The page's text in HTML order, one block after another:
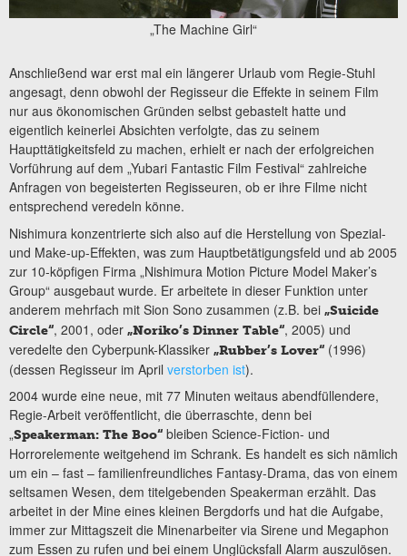
„The Machine Girl“
Anschließend war erst mal ein längerer Urlaub vom Regie-Stuhl
angesagt, denn obwohl der Regisseur die Effekte in seinem Film
nur aus ökonomischen Gründen selbst gebastelt hatte und
eigentlich keinerlei Absichten verfolgte, das zu seinem
Haupttätigkeitsfeld zu machen, erhielt er nach der erfolgreichen
Vorführung auf dem „Yubari Fantastic Film Festival“ zahlreiche
Anfragen von begeisterten Regisseuren, ob er ihre Filme nicht
entsprechend veredeln könne.
Nishimura konzentrierte sich also auf die Herstellung von Spezial-
und Make-up-Effekten, was zum Hauptbetätigungsfeld und ab 2005
zur 10-köpfigen Firma „Nishimura Motion Picture Model Maker’s
Group“ ausgebaut wurde. Er arbeitete in dieser Funktion unter
anderem mehrfach mit Sion Sono zusammen (z.B. bei „Suicide
Circle“, 2001, oder „Noriko’s Dinner Table“, 2005) und
veredelte den Cyberpunk-Klassiker „Rubber’s Lover“ (1996)
(dessen Regisseur im April verstorben ist).
2004 wurde eine neue, mit 77 Minuten weitaus abendfüllendere,
Regie-Arbeit veröffentlicht, die überraschte, denn bei
„Speakerman: The Boo“ bleiben Science-Fiction- und
Horrorelemente weitgehend im Schrank. Es handelt es sich nämlich
um ein – fast – familienfreundliches Fantasy-Drama, das von einem
seltsamen Wesen, dem titelgebenden Speakerman erzählt. Das
arbeitet in der Mine eines kleinen Bergdorfs und hat die Aufgabe,
immer zur Mittagszeit die Minenarbeiter via Sirene und Megaphon
zum Essen zu rufen und bei einem Unglücksfall Alarm auszulösen.